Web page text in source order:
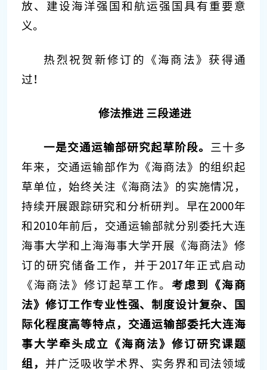
放、建设海洋强国和航运强国具有重要意
义。
热烈祝贺新修订的《海商法》获得通
过！
修法推进 三段递进
一是交通运输部研究起草阶段。
三十多
年来，交通运输部作为《海商法》的组织起
草单位，始终关注《海商法》的实施情况，
持续开展跟踪研究和分析研判。早在2000年
和2010年前后，交通运输部就分别委托大连
海事大学和上海海事大学开展《海商法》修
订的研究储备工作，并于2017年正式启动
《海商法》修订起草工作。 考虑到《海商
法》修订工作专业性强、制度设计复杂、国
际化程度高等特点，交通运输部委托大连海
事大学牵头成立《海商法》修订研究课题
组， 并广泛吸收学术界、实务界和司法领域